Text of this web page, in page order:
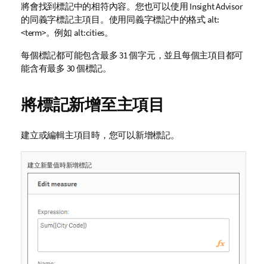
將會找到標記中的相符內容。您也可以使用 Insight Advisor
的同義字標記主項目。使用同義字標記中的格式alt:
<term>。例如 alt:cities。
每個標記都可能包含最多 31 個字元，並且每個主項目都可
能含有最多 30 個標記。
將標記新增至主項目
建立或編輯主項目時，您可以新增標記。
建立新量值時新增標記